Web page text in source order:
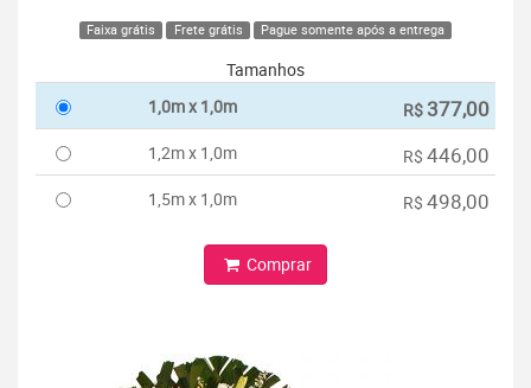
Faixa grátis Frete grátis Pague somente após a entrega
Tamanhos
1,0m x 1,0m
R$ 377,00
1,2m x 1,0m R$ 446,00
1,5m x 1,0m R$ 498,00
Comprar